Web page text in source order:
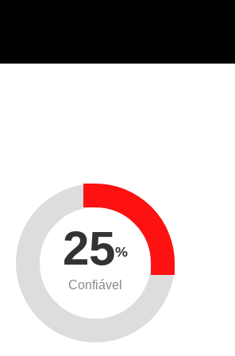
25%
Confiável